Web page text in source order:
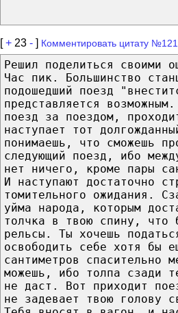
[+ 23 - ] Комментировать цитату
Решил поделиться своими
Час пик. Большинство
подошедший поезд
представляется
поезд за поездом,
наступает тот
понимаешь, что сможешь
следующий поезд, ибо
нет ничего, кроме пары
И наступают достаточно
томительного ожидания.
уйма народа, которым
толчка в твою спину, что
рельсы. Ты хочешь
освободить себе хотя бы
сантиметров спасительно
можешь, ибо толпа сзади
не даст. Вот приходит
не задевает твою голову